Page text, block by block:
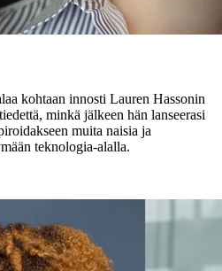
kohtaan innosti Lauren Hassonin
minkä jälkeen hän lanseerasi
muita naisia ja
teknologia-alalla.